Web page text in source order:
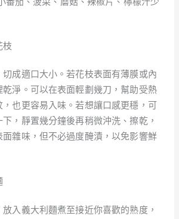
枝
成適口大小。若花枝表面有薄膜或內
乾淨。可以在表面輕劃幾刀，幫助受熱
，也更容易入味。若想讓口感更穩，可
，靜置幾分鐘後再稍微沖洗、擦乾，
雜味，但不必過度醃漬，以免影響鮮
入義大利麵煮至接近你喜歡的熟度，